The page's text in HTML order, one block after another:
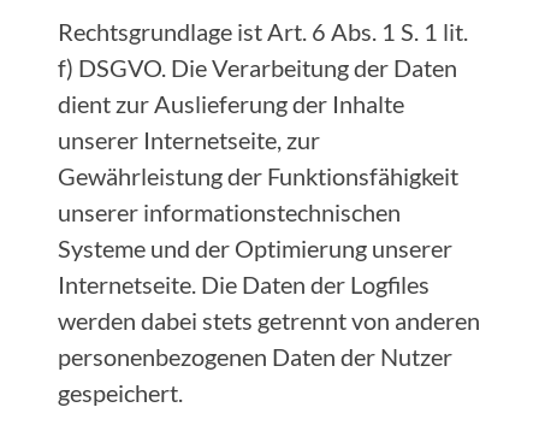
Rechtsgrundlage ist Art. 6 Abs. 1 S. 1 lit.
f) DSGVO. Die Verarbeitung der Daten
dient zur Auslieferung der Inhalte
unserer Internetseite, zur
Gewährleistung der Funktionsfähigkeit
unserer informationstechnischen
Systeme und der Optimierung unserer
Internetseite. Die Daten der Logfiles
werden dabei stets getrennt von anderen
personenbezogenen Daten der Nutzer
gespeichert.